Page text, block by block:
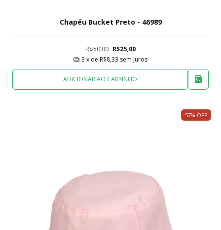
Chapéu Bucket Preto - 46989
R$50,00 R$25,00
3 x de R$8,33 sem juros
ADICIONAR AO CARRINHO
57% OFF